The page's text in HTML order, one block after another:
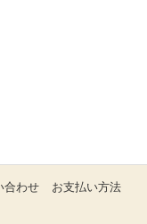
合わせ
お支払い方法